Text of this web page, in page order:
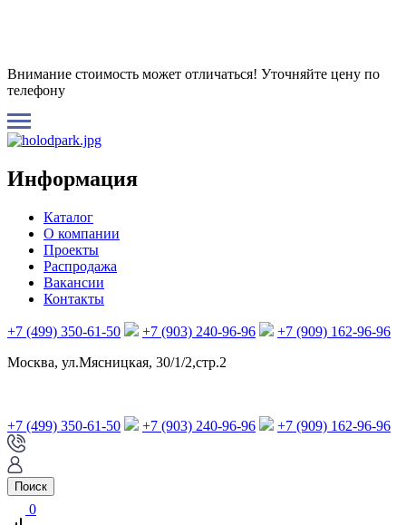
Внимание стоимость может отличаться! Уточняйте цену по
телефону
Информация
Каталог
О компании
Проекты
Распродажа
Вакансии
Контакты
+7 (499) 350-61-50 +7 (903) 240-96-96
+7 (909) 162-96-96
Москва, ул.Мясницкая, 30/1/2,стр.2
+7 (499) 350-61-50 +7 (903) 240-96-96 +7 (909) 162-96-96
Поиск
0